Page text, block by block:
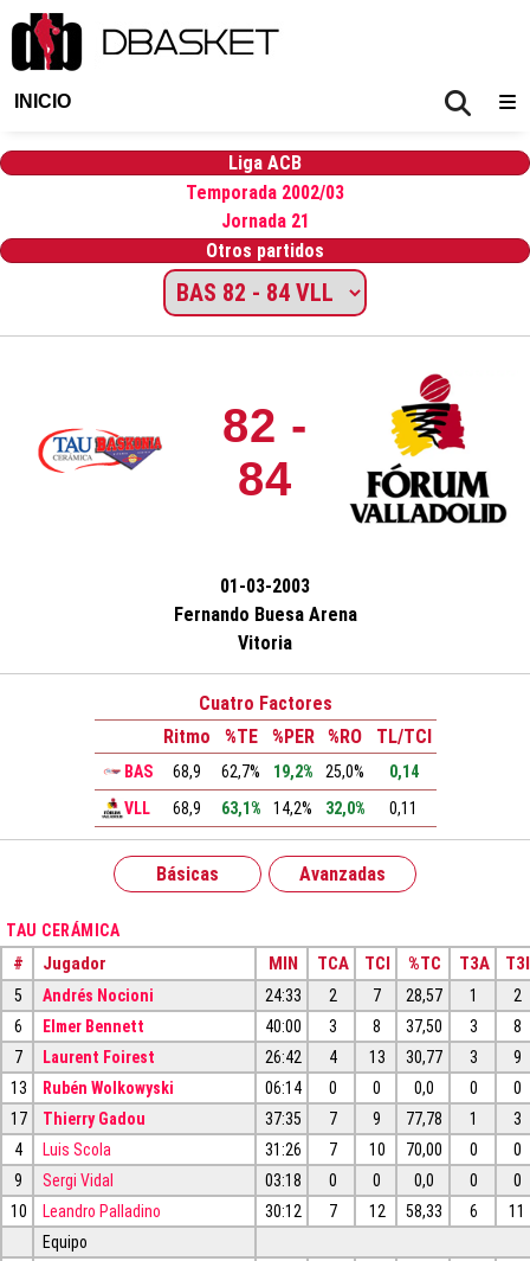
INICIO
Liga ACB
Temporada 2002/03
Jornada 21
Otros partidos
82 -
84
01-03-2003
Fernando Buesa Arena
Vitoria
Cuatro Factores
Ritmo
%TE %PER %RO TL/TCI
BAS 68,9 62,7% 19,2% 25,0%
0,14
VLL
68,9 63,1% 14,2% 32,0% 0,11
Básicas Avanzadas
TAU CERÁMICA
# Jugador MIN TCA TCI %TC T3A T3I
5 Andrés Nocioni 24:33 2 7 28,57 1
2
6
Elmer Bennett 40:00 3 8 37,50 3
8
7
Laurent Foirest 26:42 4 13 30,77 3
9
13
Rubén Wolkowyski 06:14 0 0 0,0 0
0
17
Thierry Gadou 37:35 7 9 77,78 1
3
4
Luis Scola 31:26 7 10 70,00 0
0
9
Sergi Vidal 03:18 0 0 0,0 0
0
10
Leandro Palladino 30:12 7 12 58,33 6
11
Equipo